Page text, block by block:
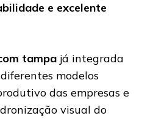
e excelente
tampa já integrada
modelos
das empresas e
visual do